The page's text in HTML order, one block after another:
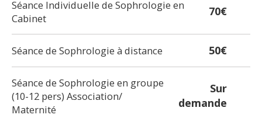
Séance Individuelle de Sophrologie en
Cabinet
70€
Séance de Sophrologie à distance 50€
Séance de Sophrologie en groupe
(10-12 pers) Association/
Maternité
Sur
demande